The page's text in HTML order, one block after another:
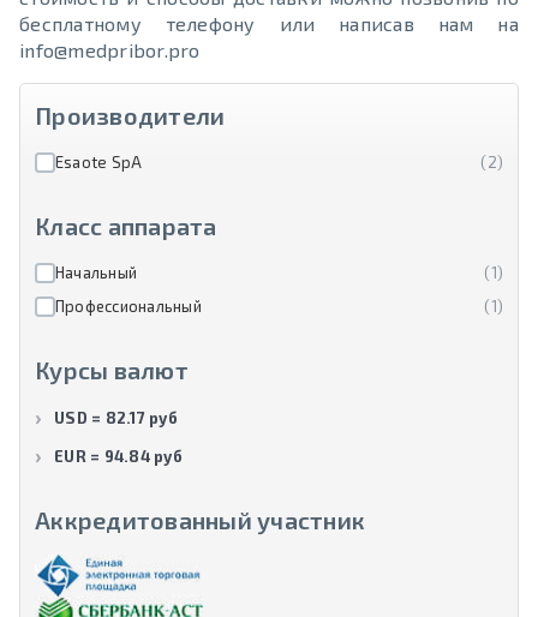
бесплатному телефону или написав нам на
info@medpribor.pro
Производители
Esaote SpA (2)
Класс аппарата
Начальный
(1)
Профессиональный
(1)
Курсы валют
USD = 82.17 руб
EUR = 94.84 руб
Аккредитованный участник